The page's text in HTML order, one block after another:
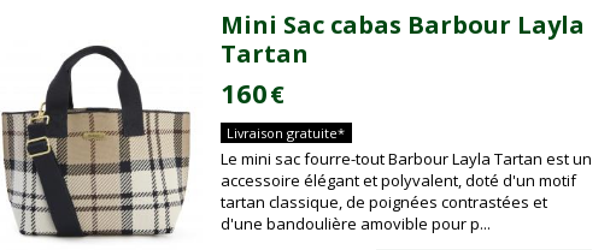
Mini Sac cabas Barbour Layla
Tartan
160€
Livraison gratuite*
Le mini sac fourre-tout Barbour Layla Tartan est un
accessoire élégant et polyvalent, doté d'un motif
tartan classique, de poignées contrastées et
d'une bandoulière amovible pour p...